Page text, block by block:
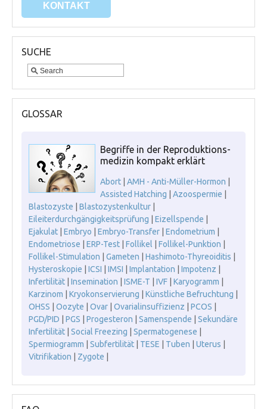
KONTAKT
SUCHE
GLOSSAR
Begriffe in der Reproduktions-
medizin kompakt erklärt
Abort AMH - Anti-Müller-Hormon
Assisted Hatching
Azoospermie
Blastozyste
Blastozystenkultur
Eileiterdurchgängigkeitsprüfung
Eizellspende
Ejakulat
Embryo Embryo-Transfer Endometrium
Endometriose
ERP-Test Follikel Follikel-Punktion
Follikel-Stimulation
Gameten Hashimoto-Thyreoiditis
Hysteroskopie
ICSI IMSI Implantation Impotenz
Infertilität
Insemination ISME-T IVF Karyogramm
Karzinom
Kryokonservierung Künstliche Befruchtung
OHSS
Oozyte Ovar Ovarialinsuffizienz PCOS
PGD/PID
PGS Progesteron Samenspende
Sekundäre
Infertilität
Social Freezing Spermatogenese
Spermiogramm
Subfertilität TESE Tuben Uterus
Vitrifikation
Zygote